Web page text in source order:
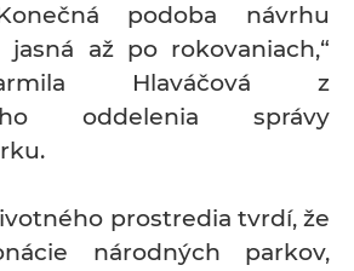
podoba návrhu
až po rokovaniach,“
Hlaváčová z
oddelenia správy
prostredia tvrdí, že
národných parkov,